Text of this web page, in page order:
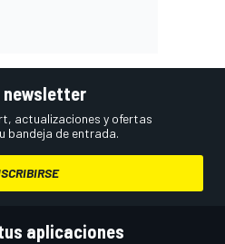
newsletter
actualizaciones y ofertas
bandeja de entrada.
aplicaciones